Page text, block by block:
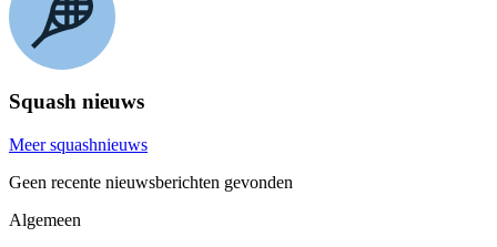
Squash nieuws
Meer squashnieuws
Geen recente nieuwsberichten gevonden
Algemeen